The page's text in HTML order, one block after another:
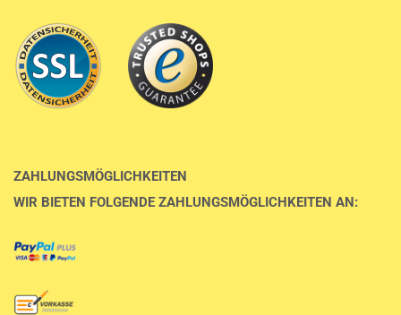
ZAHLUNGSMÖGLICHKEITEN
WIR BIETEN FOLGENDE ZAHLUNGSMÖGLICHKEITEN AN: